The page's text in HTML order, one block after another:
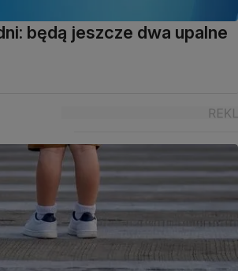
będą jeszcze dwa upalne